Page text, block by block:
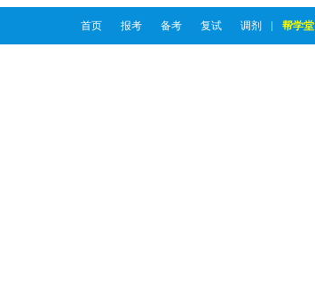
首页 报考 备考 复试 调剂 帮学堂